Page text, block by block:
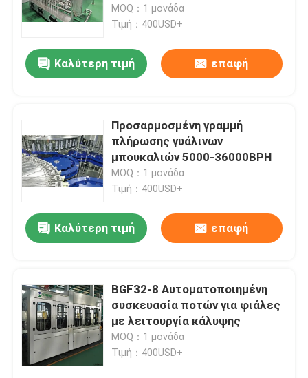
MOQ：1 μονάδα
Τιμή：400USD+
Καλύτερη τιμή επαφή
Προσαρμοσμένη γραμμή
πλήρωσης γυάλινων
μπουκαλιών 5000-36000BPH
MOQ：1 μονάδα
Τιμή：400USD+
Καλύτερη τιμή επαφή
BGF32-8 Αυτοματοποιημένη
συσκευασία ποτών για φιάλες
με λειτουργία κάλυψης
MOQ：1 μονάδα
Τιμή：400USD+